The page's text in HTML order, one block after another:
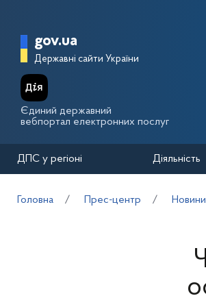
Головна сторінка
gov.ua
Державні сайти України
Єдиний державний
вебпортал електронних послуг
ДПС у регіоні Діяльність
Головна Прес-центр Новини